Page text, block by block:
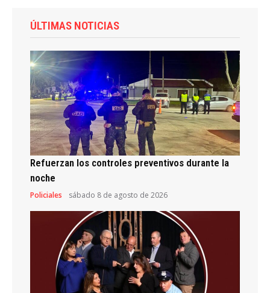
ÚLTIMAS NOTICIAS
Refuerzan los controles preventivos durante la
noche
Policiales sábado 8 de agosto de 2026